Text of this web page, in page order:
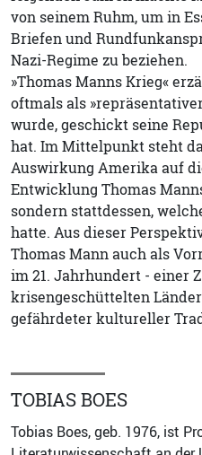
von seinem Ruhm, um in
Briefen und
Nazi-Regime zu beziehen.
»Thomas Manns Krieg«
oftmals als
wurde, geschickt seine
hat. Im Mittelpunkt steht
Auswirkung Amerika auf
Entwicklung Thomas
sondern stattdessen,
hatte. Aus dieser
Thomas Mann auch als
im 21. Jahrhundert - einer
krisengeschüttelten
gefährdeter kultureller
TOBIAS BOES
Tobias Boes, geb. 1976, ist